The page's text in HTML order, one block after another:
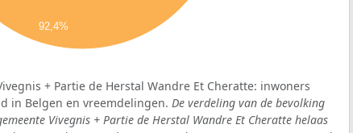
92,4%
+ Partie de Herstal Wandre Et Cheratte: inwoners
in Belgen en vreemdelingen. De verdeling van de bevolking
Vivegnis + Partie de Herstal Wandre Et Cheratte helaas